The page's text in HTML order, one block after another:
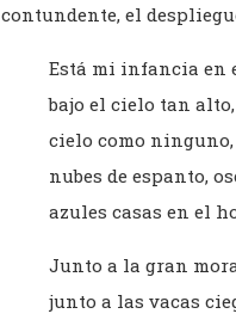
contundente, el
Está mi infancia en
bajo el cielo tan alto,
cielo como
nubes de espanto,
azules casas en el
Junto a la gran
junto a las vacas